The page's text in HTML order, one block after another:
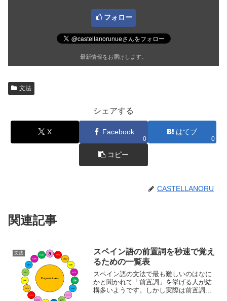
フォロー
最新情報をお届けします。
文法
シェアする
X Facebook
0
はてブ
0
コピー
CASTELLANORU
関連記事
文法
スペイン語の前置詞を秒速で覚え
るための一覧表
スペイン語の文法で最も難しいのはなに
かと聞かれて「前置詞」を挙げる人が結
構多いようです。しかし実際は前置詞と